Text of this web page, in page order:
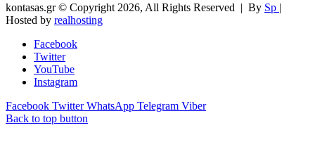
kontasas.gr © Copyright 2026, All Rights Reserved | By Sp |
Hosted by realhosting
Facebook
Twitter
YouTube
Instagram
Facebook Twitter WhatsApp Telegram Viber
Back to top button